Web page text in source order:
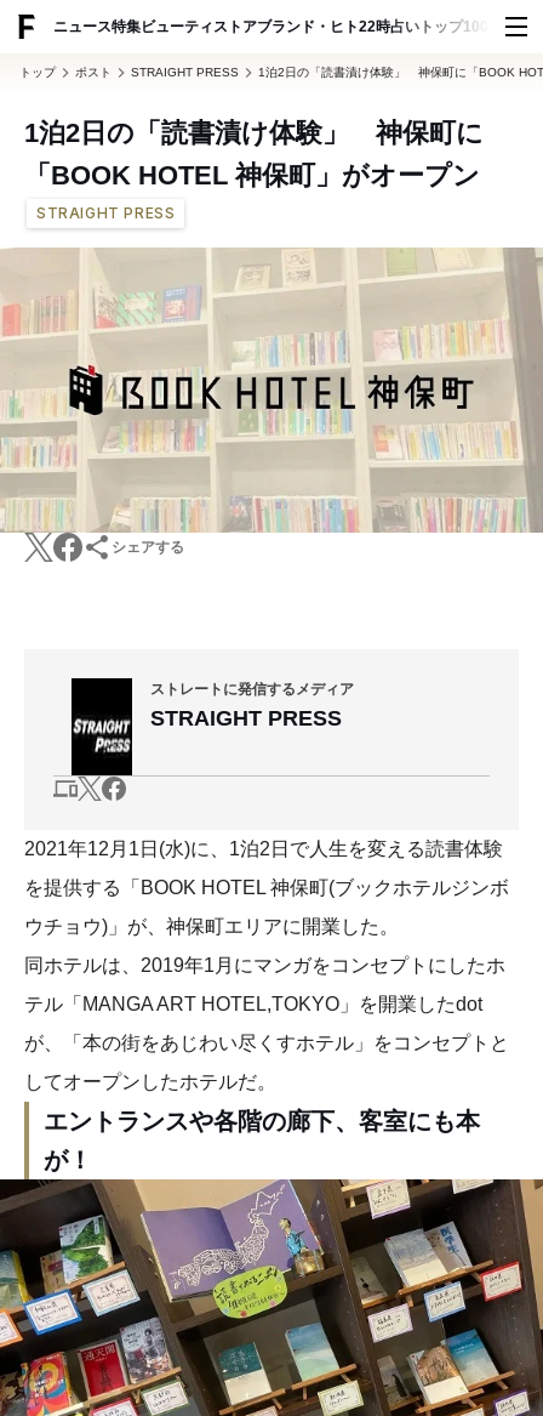
ニュース特集ビューティ ストアブランド・ヒト22時占い トップ100 スナッ
トップ ポスト STRAIGHT PRESS 1泊2日の「読書漬け体験」 神保町に「BOOK
1泊2日の「読書漬け体験」 神保町に
「BOOK HOTEL 神保町」がオープン
STRAIGHT PRESS
シェアする
ストレートに発信するメディア
STRAIGHT PRESS
2021年12月1日(水)に、1泊2日で人生を変える読書体験
を提供する「BOOK HOTEL 神保町(ブックホテルジンボ
ウチョウ)」が、神保町エリアに開業した。
同ホテルは、2019年1月にマンガをコンセプトにしたホ
テル「MANGA ART HOTEL,TOKYO」を開業したdot
が、「本の街をあじわい尽くすホテル」をコンセプトと
してオープンしたホテルだ。
エントランスや各階の廊下、客室にも本
が！